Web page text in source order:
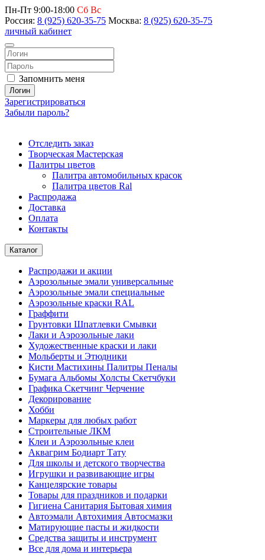
Пн-Пт 9:00-18:00 Сб Вс
Россия: 8 (925) 620-35-75 Москва: 8 (925) 620-35-75
личный кабинет
Запомнить меня
Логин
Зарегистрироваться
Забыли пароль?
Отследить заказ
Творческая Мастерская
Палитры цветов
Палитра автомобильных красок
Палитра цветов Ral
Распродажа
Доставка
Оплата
Контакты
Каталог
Распродажи и акции
Аэрозольные эмали универсальные
Аэрозольные эмали специальные
Аэрозольные краски RAL
Граффити
Грунтовки Шпатлевки Смывки
Лаки и Аэрозольные лаки
Художественные краски и лаки
Мольберты и Этюдники
Кисти Мастихины Палитры Пеналы
Бумага Альбомы Холсты Скетчбуки
Графика Скетчинг Черчение
Декорирование
Хобби
Маркеры для любых работ
Строительные ЛКМ
Клеи и Аэрозольные клеи
Аквагрим Бодиарт Тату
Для школы и детского творчества
Игрушки и развивающие игры
Канцелярские товары
Товары для праздников и подарки
Гигиена Санитария Бытовая химия
Автоэмали Автохимия Автосмазки
Матирующие пасты и жидкости
Средства защиты и инструмент
Все для дома и интерьера